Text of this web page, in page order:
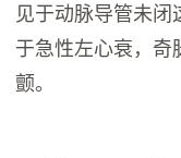
见于动脉导管未
于急性左心衰，奇
颤。